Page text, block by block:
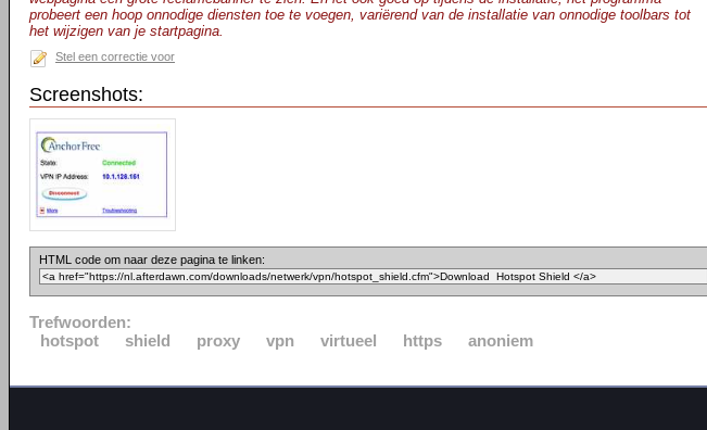
probeert een hoop onnodige diensten toe te voegen, variërend van de installatie van onnodige toolbars tot
het wijzigen van je startpagina.
Stel een correctie voor
Screenshots:
HTML code om naar deze pagina te linken:
Trefwoorden:
hotspot
shield proxy vpn virtueel https anoniem